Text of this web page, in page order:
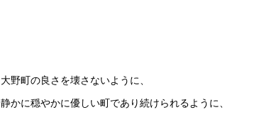
大野町の良さを壊さないように、
静かに穏やかに優しい町であり続けられるように、